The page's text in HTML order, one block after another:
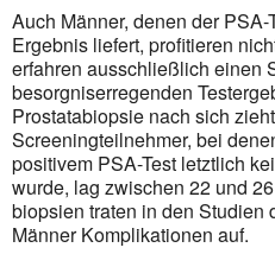
Auch Männer, denen der
Ergebnis liefert, profitieren
erfahren ausschließlich einen
besorgniserregenden
Prostatabiopsie nach sich
Screeningteilnehmer, bei
positi­vem PSA-Test letztlich
wurde, lag zwischen 22 und
biopsien traten in den Studien
Männer Komplikationen auf.